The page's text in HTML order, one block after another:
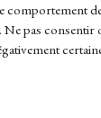
comportement
Ne pas